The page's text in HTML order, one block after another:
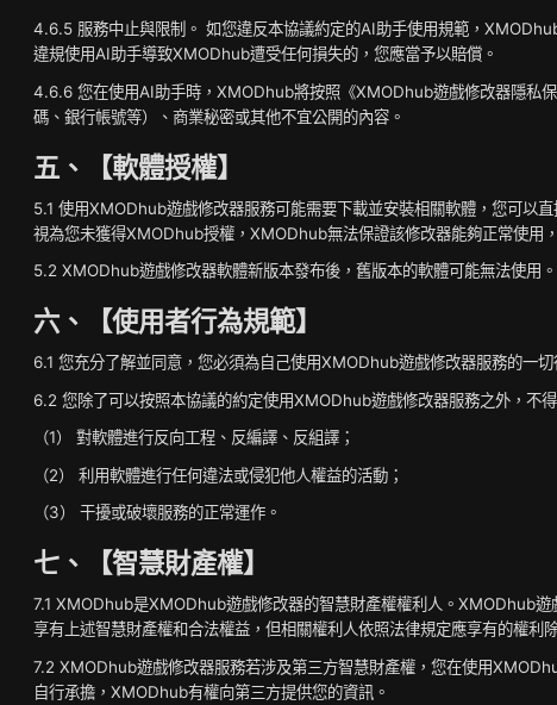
4.6.5 服務中止與限制。 如您違反本協議約定的AI助手使用規範，
違規使用AI助手導致XMODhub遭受任何損失的，您應當予以賠償。
4.6.6 您在使用AI助手時，XMODhub將按照《XMODhub遊戲修改器隱私
碼、銀行帳號等）、商業秘密或其他不宜公開的內容。
五、【軟體授權】
5.1 使用XMODhub遊戲修改器服務可能需要下載並安裝相關軟體，您可以
視為您未獲得XMODhub授權，XMODhub無法保證該修改器能夠正常使用
5.2 XMODhub遊戲修改器軟體新版本發布後，舊版本的軟體可能無法使用
六、【使用者行為規範】
6.1 您充分了解並同意，您必須為自己使用XMODhub遊戲修改器服務的一
6.2 您除了可以按照本協議的約定使用XMODhub遊戲修改器服務之外，不
（1） 對軟體進行反向工程、反編譯、反組譯；
（2） 利用軟體進行任何違法或侵犯他人權益的活動；
（3） 干擾或破壞服務的正常運作。
七、【智慧財產權】
7.1 XMODhub是XMODhub遊戲修改器的智慧財產權權利人。XMODhub
享有上述智慧財產權和合法權益，但相關權利人依照法律規定應享有的權
7.2 XMODhub遊戲修改器服務若涉及第三方智慧財產權，您在使用
自行承擔，XMODhub有權向第三方提供您的資訊。